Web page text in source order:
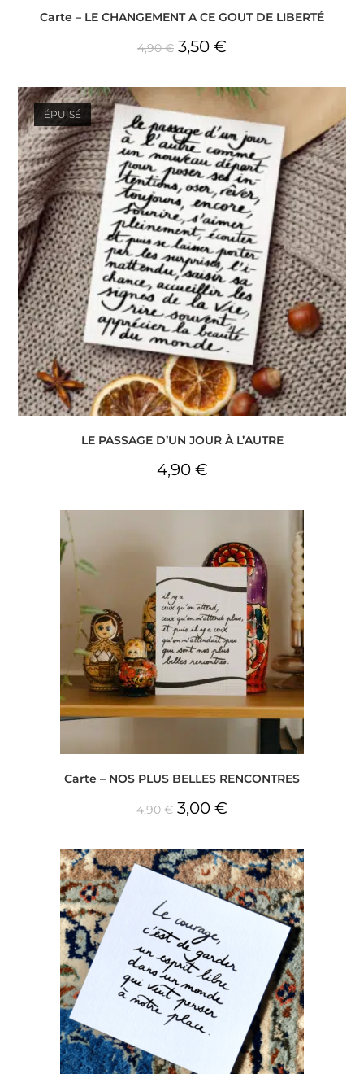
Carte – LE CHANGEMENT A CE GOUT DE LIBERTÉ
4,90€ 3,50 €
ÉPUISÉ
LE PASSAGE D’UN JOUR À L’AUTRE
4,90 €
Carte – NOS PLUS BELLES RENCONTRES
4,90€ 3,00 €